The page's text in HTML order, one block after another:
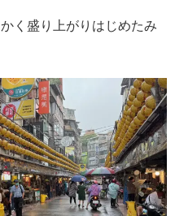
く盛り上がりはじめたみ